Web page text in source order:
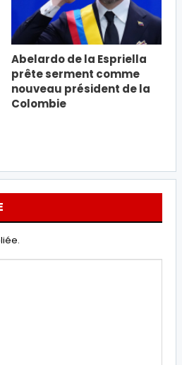
Abelardo de la Espriella
prête serment comme
nouveau président de la
Colombie